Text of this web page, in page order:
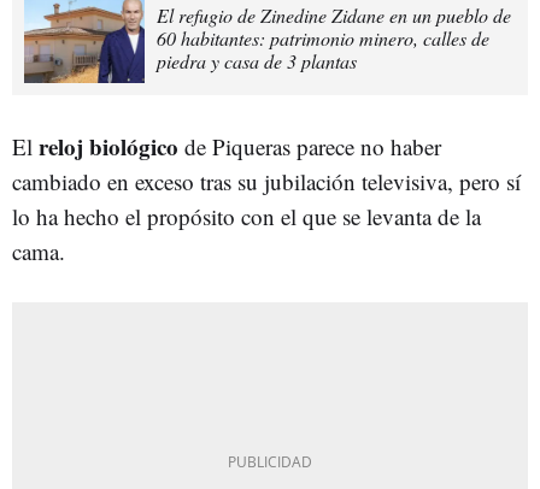
El refugio de Zinedine Zidane en un pueblo de
60 habitantes: patrimonio minero, calles de
piedra y casa de 3 plantas
El reloj biológico de Piqueras parece no haber
cambiado en exceso tras su jubilación televisiva, pero sí
lo ha hecho el propósito con el que se levanta de la
cama.